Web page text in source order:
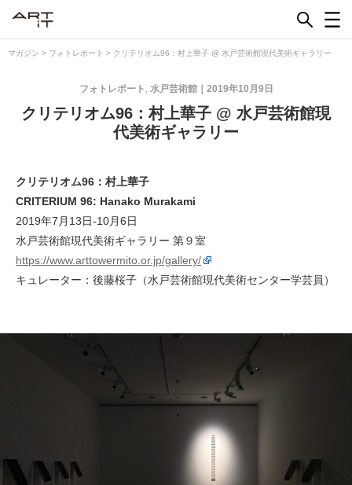
マガジン > フォトレポート > クリテリオム96：村上華子 @ 水戸芸術館現代美術ギャラリー
2019年10月9日
フォトレポート 水戸芸術館
クリテリオム96：村上華子 @ 水戸芸術館現
代美術ギャラリー
クリテリオム96：村上華子
CRITERIUM 96: Hanako Murakami
2019年7月13日-10月6日
水戸芸術館現代美術ギャラリー 第９室
https://www.arttowermito.or.jp/gallery/
キュレーター：後藤桜子（水戸芸術館現代美術センター学芸員）